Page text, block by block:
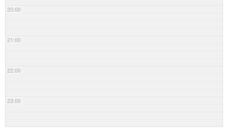
20:00
21:00
22:00
23:00